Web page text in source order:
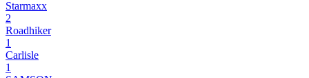
Starmaxx
2
Roadhiker
1
Carlisle
1